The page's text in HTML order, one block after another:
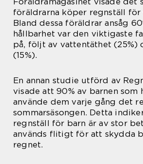
föräldrarna köper regnställ för
Bland dessa föräldrar ansåg
hållbarhet var den viktigaste
på, följt av vattentäthet (25%)
(15%).
En annan studie utförd av
visade att 90% av barnen som
använde dem varje gång det
sommarsäsongen. Detta
regnställ för barn är av stor
används flitigt för att skydda
regnet.